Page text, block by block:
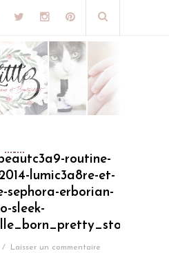
routine-
lumic3a8re-et-
sephora-erborian-
sleek-
/ Laisser un commentaire